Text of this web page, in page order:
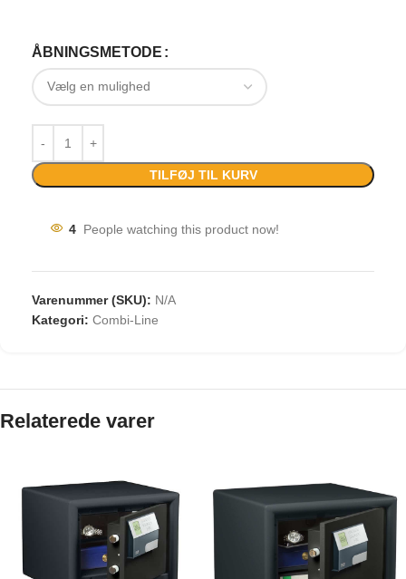
ÅBNINGSMETODE
TILFØJ TIL KURV
4 People watching this product now!
Varenummer (SKU): N/A
Kategori: Combi-Line
Relaterede varer